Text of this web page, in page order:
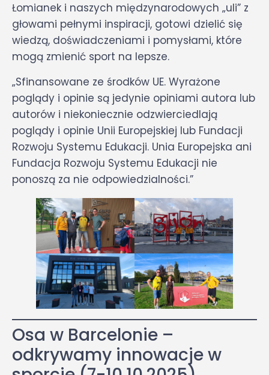
Łomianek i naszych międzynarodowych „uli” z
głowami pełnymi inspiracji, gotowi dzielić się
wiedzą, doświadczeniami i pomysłami, które
mogą zmienić sport na lepsze.
„Sfinansowane ze środków UE. Wyrażone
poglądy i opinie są jedynie opiniami autora lub
autorów i niekoniecznie odzwierciedlają
poglądy i opinie Unii Europejskiej lub Fundacji
Rozwoju Systemu Edukacji. Unia Europejska ani
Fundacja Rozwoju Systemu Edukacji nie
ponoszą za nie odpowiedzialności.”
Osa w Barcelonie –
odkrywamy innowacje w